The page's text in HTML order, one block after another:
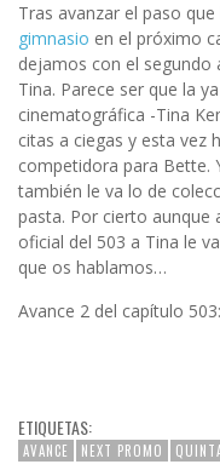
Tras avanzar el paso
gimnasio en el próximo
dejamos con el segundo
Tina. Parece ser que la
cinematográfica -Tina
citas a ciegas y esta vez
competidora para Bette.
también le va lo de
pasta. Por cierto aunque
oficial del 503 a Tina le
que os hablamos…
Avance 2 del capítulo 503:
ETIQUETAS:
AVANCE NEXT PROMO